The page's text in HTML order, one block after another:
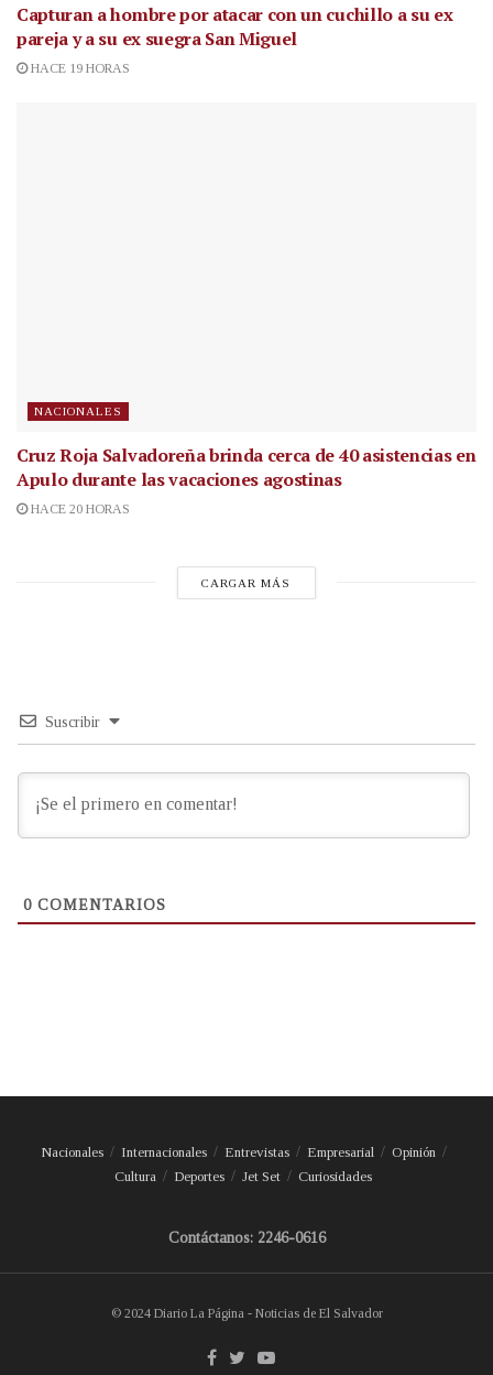
Capturan a hombre por atacar con un cuchillo a su ex
pareja y a su ex suegra San Miguel
HACE 19 HORAS
NACIONALES
Cruz Roja Salvadoreña brinda cerca de 40 asistencias en
Apulo durante las vacaciones agostinas
HACE 20 HORAS
CARGAR MÁS
Suscribir
0 COMENTARIOS
Nacionales Internacionales Entrevistas Empresarial
Opinión
Cultura
Deportes Jet Set Curiosidades
Contáctanos: 2246-0616
© 2024 Diario La Página - Noticias de El Salvador